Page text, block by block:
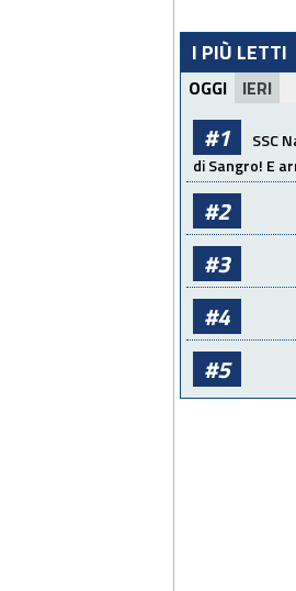
I PIÙ LETTI
OGGI IERI
#1 SSC
di Sangro! E
#2
#3
#4
#5